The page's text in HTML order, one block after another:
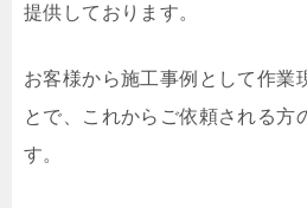
提供しております。
お客様から施工事例として作業
とで、これからご依頼される方
す。